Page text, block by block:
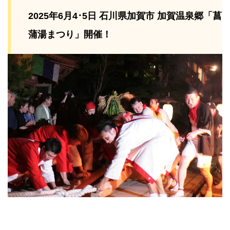
2025年6月4･5日 石川県加賀市 加賀温泉郷「菖
蒲湯まつり」開催！